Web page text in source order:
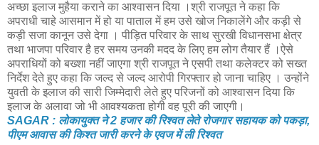
अच्छा इलाज मुहैया कराने का आश्वासन दिया ।श्री राजपूत ने कहा कि
अपराधी चाहे आसमान में हो या पाताल में हम उसे खोज निकालेंगे और कड़ी से
कड़ी सजा कानून उसे देगा । पीड़ित परिवार के साथ सुरखी विधानसभा क्षेत्र
तथा भाजपा परिवार है हर समय उनकी मदद के लिए हम लोग तैयार हैं ।ऐसे
अपराधियों को बख्शा नहीं जाएगा श्री राजपूत ने एसपी तथा कलेक्टर को सख्त
निर्देश देते हुए कहा कि जल्द से जल्द आरोपी गिरफ्तार हो जाना चाहिए । उन्होंने
युवती के इलाज की सारी जिम्मेदारी लेते हुए परिजनों को आश्वासन दिया कि
इलाज के अलावा जो भी आवश्यकता होगी वह पूरी की जाएगी।
SAGAR : लोकायुक्त ने 2 हजार की रिश्वत लेते रोजगार सहायक को पकड़ा,
पीएम आवास की किश्त जारी करने के एवज में ली रिश्वत